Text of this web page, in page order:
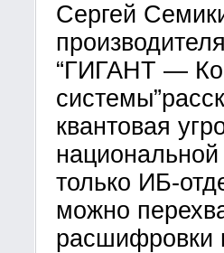
Сергей
“ГИГАНТ —
квантовая
только ИБ-
можно
расшифровки